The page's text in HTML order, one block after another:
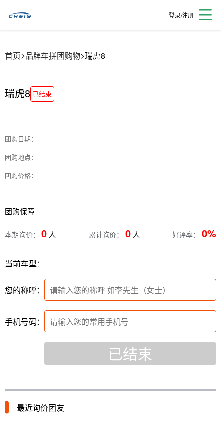
登录/注册
首页>品牌车拼团购物>瑞虎8
瑞虎8 已结束
团购日期：
团购地点：
团购价格：
团购保障
本期询价： 0 人 累计询价： 0 人 好评率： 0%
当前车型：
您的称呼：
手机号码：
已结束
最近询价团友